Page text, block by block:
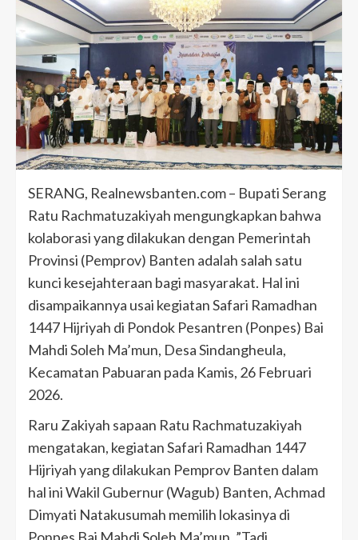
SERANG, Realnewsbanten.com – Bupati Serang
Ratu Rachmatuzakiyah mengungkapkan bahwa
kolaborasi yang dilakukan dengan Pemerintah
Provinsi (Pemprov) Banten adalah salah satu
kunci kesejahteraan bagi masyarakat. Hal ini
disampaikannya usai kegiatan Safari Ramadhan
1447 Hijriyah di Pondok Pesantren (Ponpes) Bai
Mahdi Soleh Ma’mun, Desa Sindangheula,
Kecamatan Pabuaran pada Kamis, 26 Februari
2026.
Raru Zakiyah sapaan Ratu Rachmatuzakiyah
mengatakan, kegiatan Safari Ramadhan 1447
Hijriyah yang dilakukan Pemprov Banten dalam
hal ini Wakil Gubernur (Wagub) Banten, Achmad
Dimyati Natakusumah memilih lokasinya di